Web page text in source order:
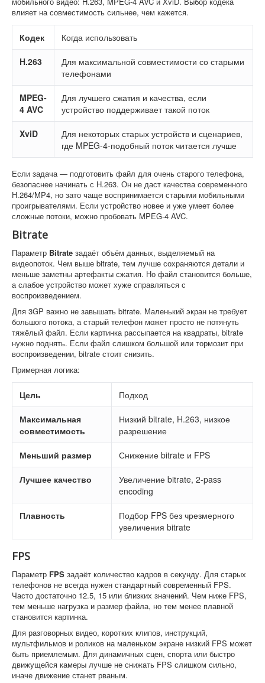
влияет на совместимость сильнее, чем кажется.
Кодек Когда использовать
H.263
Для максимальной совместимости со старыми
телефонами
MPEG-
4 AVC
Для лучшего сжатия и качества, если
устройство поддерживает такой поток
XviD
Для некоторых старых устройств и сценариев,
где MPEG-4-подобный поток читается лучше
Если задача — подготовить файл для очень старого телефона,
безопаснее начинать с H.263. Он не даст качества современного
H.264/MP4, но зато чаще воспринимается старыми мобильными
проигрывателями. Если устройство новее и уже умеет более
сложные потоки, можно пробовать MPEG-4 AVC.
Bitrate
Параметр Bitrate задаёт объём данных, выделяемый на
видеопоток. Чем выше bitrate, тем лучше сохраняются детали и
меньше заметны артефакты сжатия. Но файл становится больше,
а слабое устройство может хуже справляться с
воспроизведением.
Для 3GP важно не завышать bitrate. Маленький экран не требует
большого потока, а старый телефон может просто не потянуть
тяжёлый файл. Если картинка рассыпается на квадраты, bitrate
нужно поднять. Если файл слишком большой или тормозит при
воспроизведении, bitrate стоит снизить.
Примерная логика:
Цель Подход
Максимальная
совместимость
Низкий bitrate, H.263, низкое
разрешение
Меньший размер Снижение bitrate и FPS
Лучшее качество
Увеличение bitrate, 2-pass
encoding
Плавность
Подбор FPS без чрезмерного
увеличения bitrate
FPS
Параметр FPS задаёт количество кадров в секунду. Для старых
телефонов не всегда нужен стандартный современный FPS.
Часто достаточно 12.5, 15 или близких значений. Чем ниже FPS,
тем меньше нагрузка и размер файла, но тем менее плавной
становится картинка.
Для разговорных видео, коротких клипов, инструкций,
мультфильмов и роликов на маленьком экране низкий FPS может
быть приемлемым. Для динамичных сцен, спорта или быстро
движущейся камеры лучше не снижать FPS слишком сильно,
иначе движение станет рваным.